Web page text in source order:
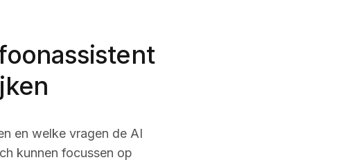
en welke vragen de AI
kunnen focussen op